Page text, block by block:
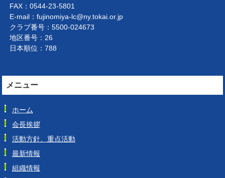
FAX：0544-23-5801
E-mail：fujinomiya-lc@ny.tokai.or.jp
クラブ番号：5500-024673
地区番号：26
日本順位：788
メニュー
ホーム
会長挨拶
活動方針、重点活動
最新情報
組織情報